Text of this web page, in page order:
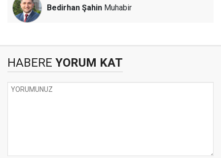
Bedirhan Şahin Muhabir
HABERE YORUM KAT